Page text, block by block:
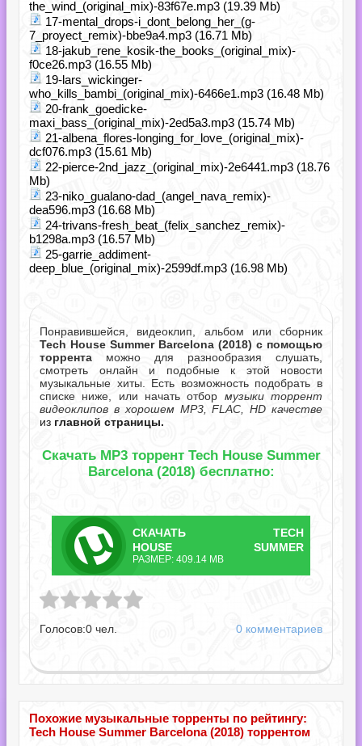
the_wind_(original_mix)-83f67e.mp3 (19.39 Mb)
17-mental_drops-i_dont_belong_her_(g-
7_proyect_remix)-bbe9a4.mp3 (16.71 Mb)
18-jakub_rene_kosik-the_books_(original_mix)-
f0ce26.mp3 (16.55 Mb)
19-lars_wickinger-
who_kills_bambi_(original_mix)-6466e1.mp3 (16.48 Mb)
20-frank_goedicke-
maxi_bass_(original_mix)-2ed5a3.mp3 (15.74 Mb)
21-albena_flores-longing_for_love_(original_mix)-
dcf076.mp3 (15.61 Mb)
22-pierce-2nd_jazz_(original_mix)-2e6441.mp3 (18.76
Mb)
23-niko_gualano-dad_(angel_nava_remix)-
dea596.mp3 (16.68 Mb)
24-trivans-fresh_beat_(felix_sanchez_remix)-
b1298a.mp3 (16.57 Mb)
25-garrie_addiment-
deep_blue_(original_mix)-2599df.mp3 (16.98 Mb)
Понравившейся, видеоклип, альбом или сборник
Tech House Summer Barcelona (2018) с помощью
торрента можно для разнообразия слушать,
смотреть онлайн и подобные к этой новости
музыкальные хиты. Есть возможность подобрать в
списке ниже, или начать отбор музыки торрент
видеоклипов в хорошем MP3, FLAC, HD качестве
из главной страницы.
Скачать MP3 торрент Tech House Summer
Barcelona (2018) бесплатно:
СКАЧАТЬ
ТОРРЕНТ
TECH
HOUSE SUMMER
BARCELONA.TORRENT
РАЗМЕР: 409.14 MB
Barcelona.torrent
Голосов:0 чел. 0 комментариев
Похожие музыкальные торренты по рейтингу:
Tech House Summer Barcelona (2018) торрентом